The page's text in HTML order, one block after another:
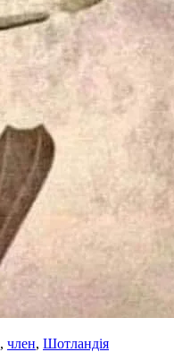
, член, Шотландія